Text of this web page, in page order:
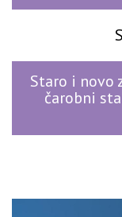
Staro i novo
čarobni